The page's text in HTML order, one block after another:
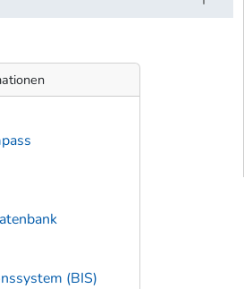
(BIS)